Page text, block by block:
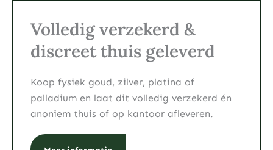
Volledig verzekerd &
discreet thuis geleverd
Koop fysiek goud, zilver, platina of
palladium en laat dit volledig verzekerd én
anoniem thuis of op kantoor afleveren.